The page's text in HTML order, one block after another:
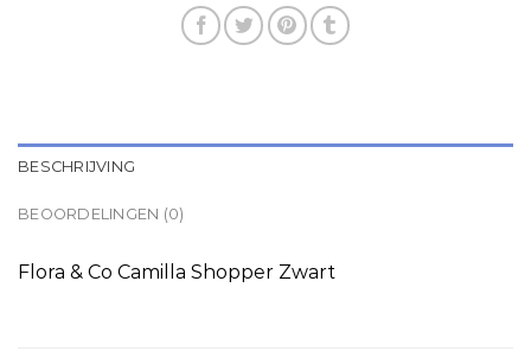
BESCHRIJVING
BEOORDELINGEN (0)
Flora & Co Camilla Shopper Zwart